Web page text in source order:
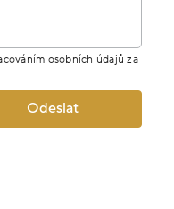
osobních údajů za
Odeslat